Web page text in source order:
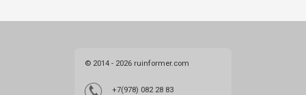
© 2014 - 2026 ruinformer.com
+7(978) 082 28 83